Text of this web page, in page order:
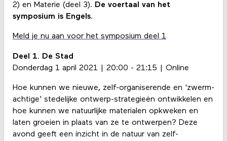
2) en Materie (deel 3). De voertaal van het
symposium is Engels.
Meld je nu aan voor het symposium deel 1
Deel 1. De Stad
Donderdag 1 april 2021 | 20:00 - 21:15 | Online
Hoe kunnen we nieuwe, zelf-organiserende en 'zwerm-
achtige' stedelijke ontwerp-strategieën ontwikkelen en
hoe kunnen we natuurlijke materialen opkweken en
laten groeien in plaats van ze te ontwerpen? Deze
avond geeft een inzicht in de natuur van zelf-